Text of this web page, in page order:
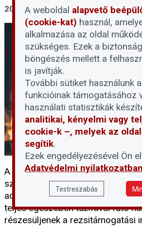
2026. július 30.
A kormány 2026 őszétől 27
százalékra csökkenti a tűzifa
adóját. Az intézkedés célja, hogy
teljes egészében tűzifával fűtő
részesüljenek a rezsitámogatási
A weboldal alapvető
(cookie-kat) használ,
alkalmazása az oldal
szükséges. Ezek a
böngészés mellett a
is javítják.
További sütiket használunk
funkcióinak támogatásához
használati statisztikák
analitikai, kényelmi vagy
cookie-k –, melyek az
segítik.
Ezek engedélyezésével Ön
Adatvédelmi nyilatkozatban
Testreszabás